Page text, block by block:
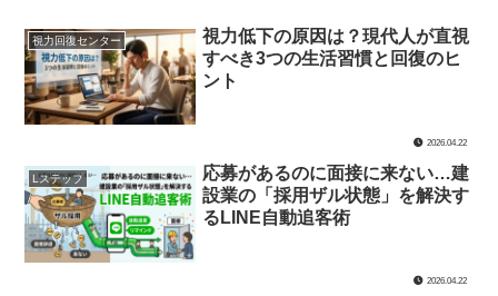
視力回復センター
視力低下の原因は？現代人が直視
すべき3つの生活習慣と回復のヒ
ント
2026.04.22
Lステップ
応募があるのに面接に来ない…建
設業の「採用ザル状態」を解決す
るLINE自動追客術
2026.04.22